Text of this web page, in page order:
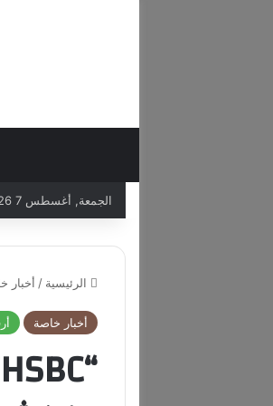
الجمعة, أغسطس 7 2026
الرئيسية / أخبار
أخبار خاصة